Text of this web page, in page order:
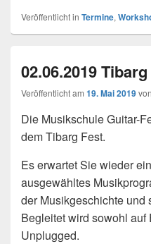
Veröffentlicht in Termine,
02.06.2019 Tibarg
Veröffentlicht am 19. Mai 2019von
Die Musikschule Guitar-
dem Tibarg Fest.
Es erwartet Sie wieder
ausgewähltes
der Musikgeschichte und
Begleitet wird sowohl auf
Unplugged.